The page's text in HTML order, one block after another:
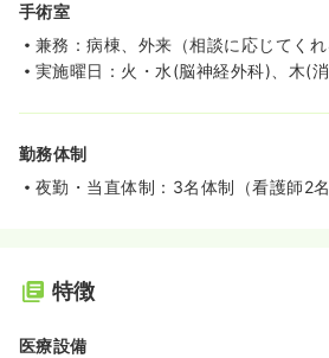
手術室
兼務：病棟、外来（相談に応じてくれ
実施曜日：火・水(脳神経外科)、木(
勤務体制
夜勤・当直体制：3名体制（看護師2
特徴
医療設備